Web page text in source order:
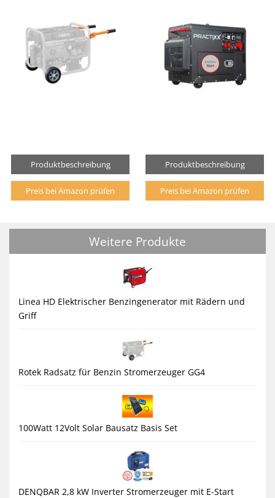
Produktbeschreibung
Preis bei Amazon prüfen
Produktbeschreibung
Preis bei Amazon prüfen
Weitere Produkte
Linea HD Elektrischer Benzingenerator mit Rädern und
Griff
Rotek Radsatz für Benzin Stromerzeuger GG4
100Watt 12Volt Solar Bausatz Basis Set
DENQBAR 2,8 kW Inverter Stromerzeuger mit E-Start